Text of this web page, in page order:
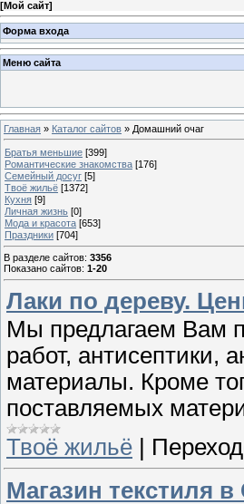
[Мой сайт]
Форма входа
Меню сайта
Главная » Каталог сайтов » Домашний очаг
Братья меньшие [399]
Романтические знакомства [176]
Семейный досуг [5]
Твоё жильё [1372]
Кухня [9]
Личная жизнь [0]
Мода и красота [653]
Праздники [704]
В разделе сайтов: 3356
Показано сайтов: 1-20
Лаки по дереву.
Мы предлагаем Вам
работ, антисептики,
материалы. Кроме
поставляемых
Твоё жильё
Магазин текстиля